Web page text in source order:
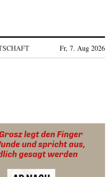
Fr, 7. Aug 2026